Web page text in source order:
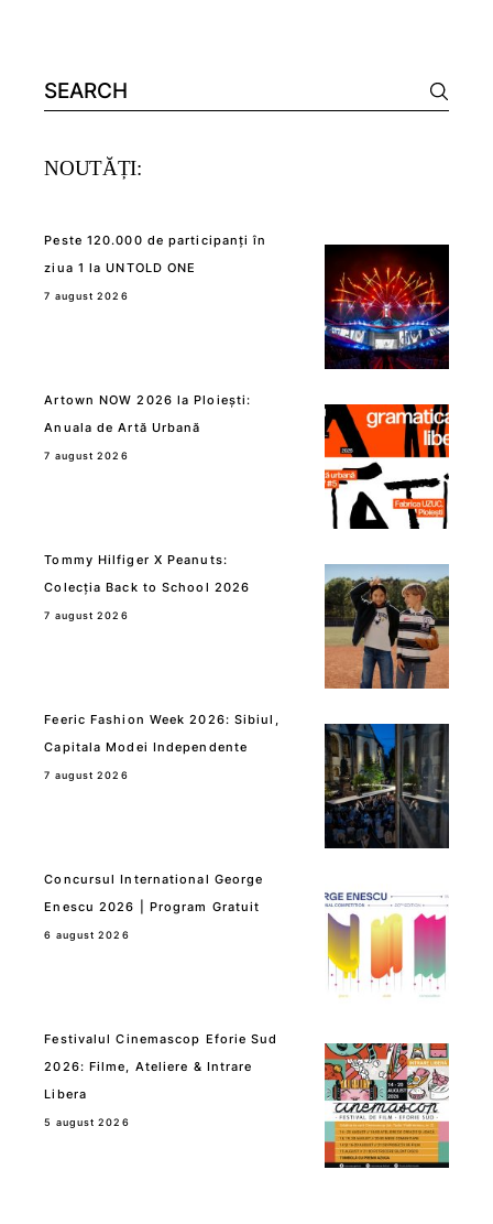
Search
for:
NOUTĂȚI:
Peste 120.000 de participanți în
ziua 1 la UNTOLD ONE
7 august 2026
Artown NOW 2026 la Ploiești:
Anuala de Artă Urbană
7 august 2026
Tommy Hilfiger X Peanuts:
Colecția Back to School 2026
7 august 2026
Feeric Fashion Week 2026: Sibiul,
Capitala Modei Independente
7 august 2026
Concursul International George
Enescu 2026 | Program Gratuit
6 august 2026
Festivalul Cinemascop Eforie Sud
2026: Filme, Ateliere & Intrare
Libera
5 august 2026